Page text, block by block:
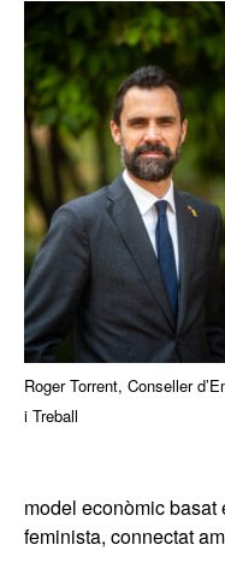
Roger Torrent, Conseller
i Treball
model econòmic
feminista, connectat